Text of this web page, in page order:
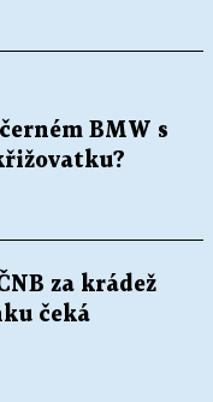
BMW s
za krádež
čeká